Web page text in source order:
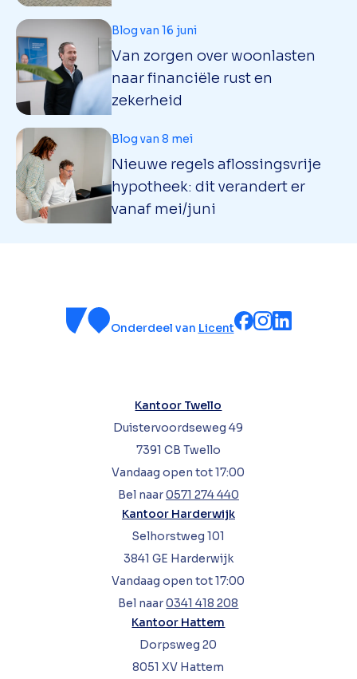
Van zorgen over woonlasten
naar financiële rust en
zekerheid
Blog van 16 juni
Nieuwe regels aflossingsvrije
hypotheek: dit verandert er
vanaf mei/juni
Blog van 8 mei
Onderdeel van Licent
Kantoor Twello
Duistervoordseweg 49
7391 CB Twello
Vandaag open tot 17:00
Bel naar0571 274 440
Kantoor Harderwijk
Selhorstweg 101
3841 GE Harderwijk
Vandaag open tot 17:00
Bel naar0341 418 208
Kantoor Hattem
Dorpsweg 20
8051 XV Hattem